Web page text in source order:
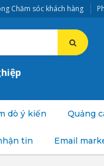
Chăm sóc khách hàng
dò ý kiến Quảng
tin Email